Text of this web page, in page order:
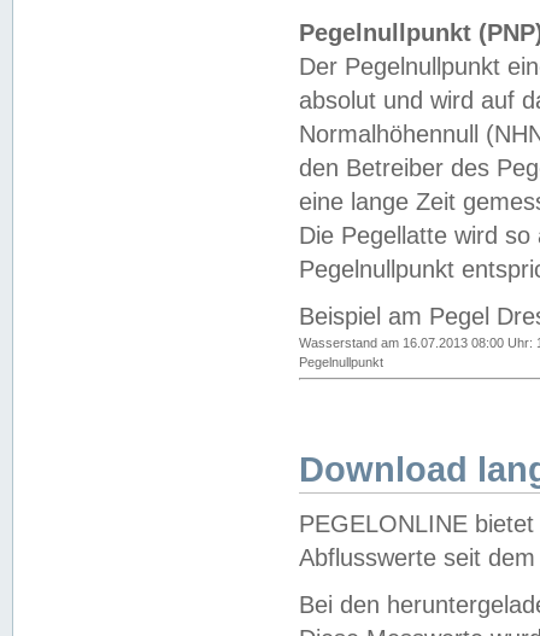
Pegelnullpunkt
Der Pegelnullpunkt
absolut und wird auf
Normalhöhennull
den Betreiber des
eine lange Zeit
Die Pegellatte wird
Pegelnullpunkt
Beispiel am Pegel
Wasserstand am 16.07.2013 08:00 Uhr:
Pegelnullpunkt
Download
PEGELONLINE
Abflusswerte seit
Bei den